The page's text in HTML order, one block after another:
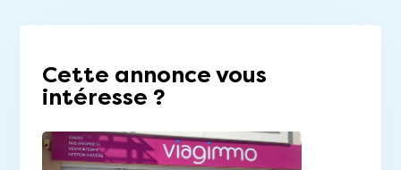
Cette annonce vous
intéresse ?